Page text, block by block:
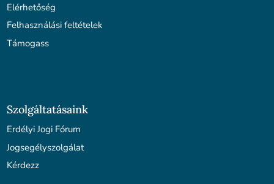
Elérhetőség
Felhasználási feltételek
Támogass
Szolgáltatásaink
Erdélyi Jogi Fórum
Jogsegélyszolgálat
Kérdezz